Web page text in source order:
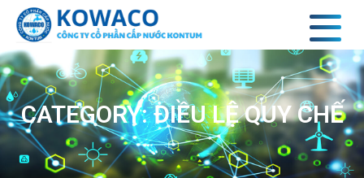
CATEGORY: ĐIỀU LỆ QUY CHẾ